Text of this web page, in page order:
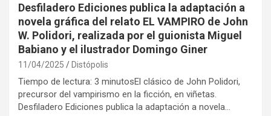
Desfiladero Ediciones publica la adaptación a
novela gráfica del relato EL VAMPIRO de John
W. Polidori, realizada por el guionista Miguel
Babiano y el ilustrador Domingo Giner
11/04/2025 Distópolis
Tiempo de lectura: 3 minutosEl clásico de John Polidori,
precursor del vampirismo en la ficción, en viñetas.
Desfiladero Ediciones publica la adaptación a novela…